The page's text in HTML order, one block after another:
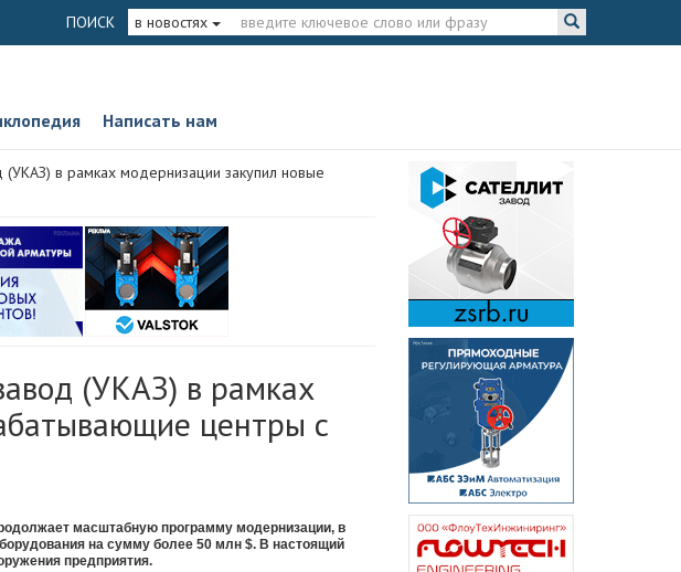
ПОИСК в новостях
Написать нам
(УКАЗ) в рамках модернизации закупил новые
(УКАЗ) в рамках
центры с
масштабную программу модернизации, в
на сумму более 50 млн $. В настоящий
предприятия.